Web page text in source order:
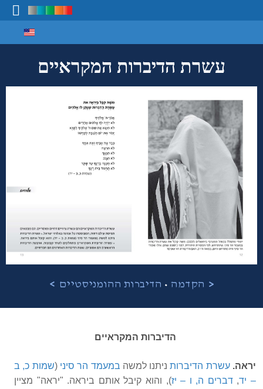
עשרת הדיברות המקראיים
< הקדמה • הדיברות ההומניסטיים >
הדיברות המקראיים
יראה. עשרת הדיברותניתנו למשה במעמד הר סיני (שמות כ, ב
– יד,דברים ה, ו – יז), והוא קיבל אותם ביראה. "יראה" מציין